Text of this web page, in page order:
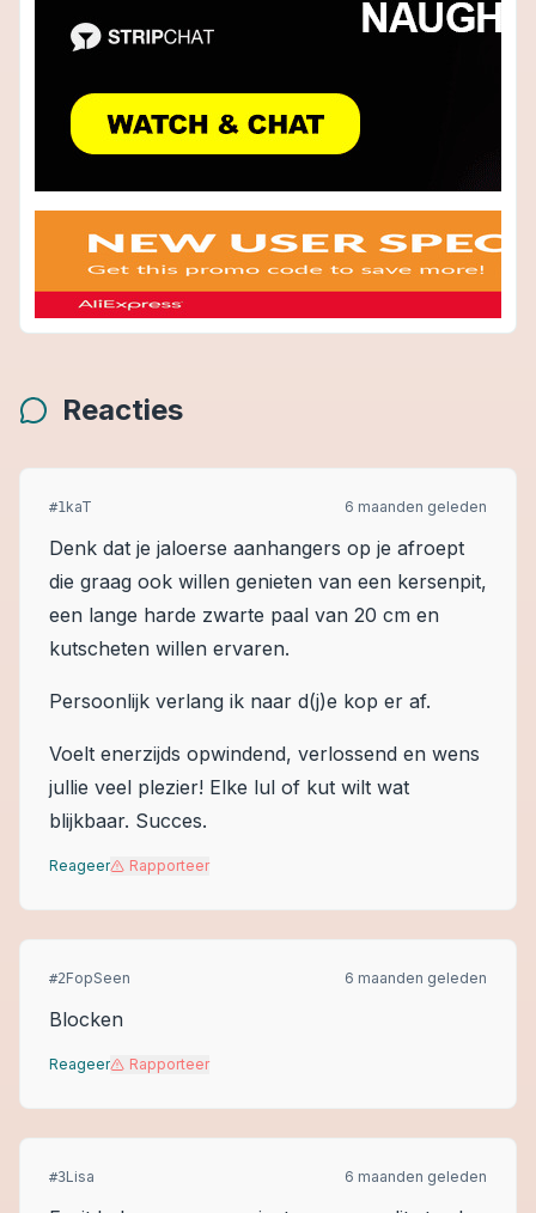
Reacties
#1kaT 6 maanden geleden
Denk dat je jaloerse aanhangers op je afroept
die graag ook willen genieten van een kersenpit,
een lange harde zwarte paal van 20 cm en
kutscheten willen ervaren.
Persoonlijk verlang ik naar d(j)e kop er af.
Voelt enerzijds opwindend, verlossend en wens
jullie veel plezier! Elke lul of kut wilt wat
blijkbaar. Succes.
Reageer Rapporteer
#2FopSeen 6 maanden geleden
Blocken
Reageer Rapporteer
#3Lisa 6 maanden geleden